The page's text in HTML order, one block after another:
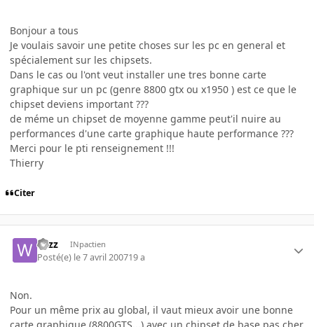
Bonjour a tous
Je voulais savoir une petite choses sur les pc en general et
spécialement sur les chipsets.
Dans le cas ou l'ont veut installer une tres bonne carte
graphique sur un pc (genre 8800 gtx ou x1950 ) est ce que le
chipset deviens important ???
de méme un chipset de moyenne gamme peut'il nuire au
performances d'une carte graphique haute performance ???
Merci pour le pti renseignement !!!
Thierry
Citer
wizz INpactien
Posté(e) le 7 avril 200719 a
Non.
Pour un même prix au global, il vaut mieux avoir une bonne
carte graphique (8800GTS...) avec un chipset de base pas cher